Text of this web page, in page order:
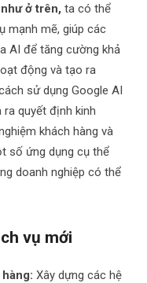
như ở trên,ta có thể
mạnh mẽ, giúp các
AI để tăng cường khả
động và tạo ra
sử dụng Google AI
quyết định kinh
khách hàng và
số ứng dụng cụ thể
doanh nghiệp có thể
vụ mới
Xây dựng các hệ